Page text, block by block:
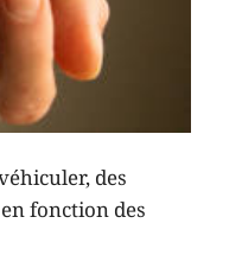
des
fonction des